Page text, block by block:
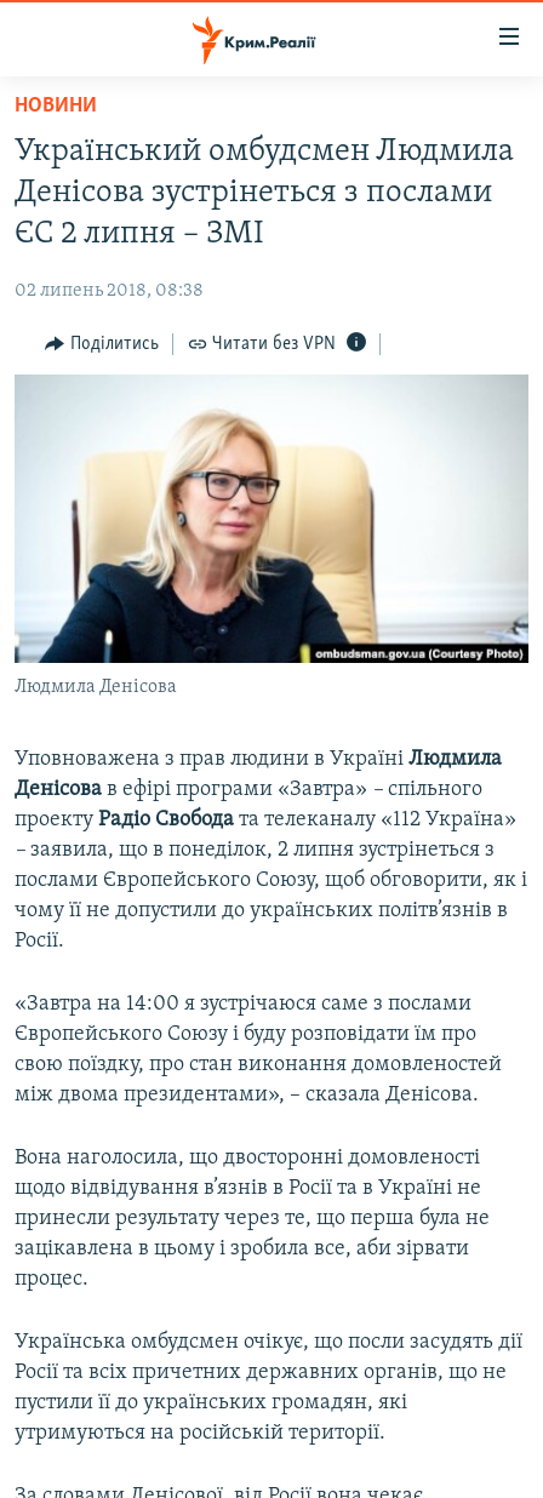
Перейти
основного
матеріалу
Перейти
до
основної
Перейти
до
ВОДА.КРИМ
ВІДЕО ТА ФОТО
БЛОГИ
ПОГЛЯД
ДЕПОРТАЦІЯ
ВІДЕОУРОКИ «ELIFBE»
СВІДЧЕННЯ ОКУПАЦІЇ
УКРАЇНСЬКА ПРОБЛЕМА КРИМУ
ІНФОГРАФІКА
ЯК ОБІЙТИ БЛОКУВАННЯ
Русский
Qırımtatar
ДОЛУЧАЙСЯ!
Усі сайти RFE/RL
НОВИНИ
Український омбудсмен Людмила
Денісова зустрінеться з послами
ЄС 2 липня – ЗМІ
02 липень 2018, 08:38
Поділитись Читати без VPN
Людмила Денісова
Уповноважена з прав людини в Україні Людмила
Денісова в ефірі програми «Завтра» – спільного
проекту Радіо Свобода та телеканалу «112 Україна»
– заявила, що в понеділок, 2 липня зустрінеться з
послами Європейського Союзу, щоб обговорити, як і
чому її не допустили до українських політв’язнів в
Росії.
«Завтра на 14:00 я зустрічаюся саме з послами
Європейського Союзу і буду розповідати їм про
свою поїздку, про стан виконання домовленостей
між двома президентами», – сказала Денісова.
Вона наголосила, що двосторонні домовленості
щодо відвідування в’язнів в Росії та в Україні не
принесли результату через те, що перша була не
зацікавлена в цьому і зробила все, аби зірвати
процес.
Українська омбудсмен очікує, що посли засудять дії
Росії та всіх причетних державних органів, що не
пустили її до українських громадян, які
утримуються на російській території.